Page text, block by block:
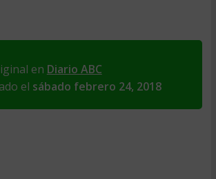
en Diario ABC
el sábado febrero 24, 2018